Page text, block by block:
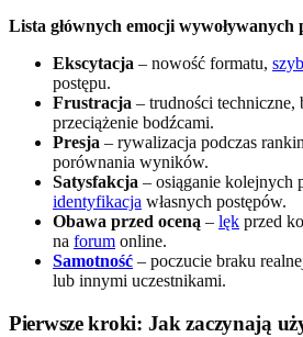
Lista głównych emocji
Ekscytacja – nowość formatu,
postępu.
Frustracja – trudności techniczne,
przeciążenie bodźcami.
Presja – rywalizacja podczas
porównania wyników.
Satysfakcja – osiąganie kolejnych
identyfikacja własnych postępów.
Obawa przed oceną – lęk przed
na forum online.
Samotność – poczucie braku
lub innymi uczestnikami.
Pierwsze kroki: Jak zaczynają